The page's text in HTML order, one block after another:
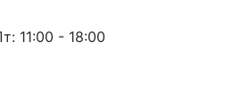
11:00 - 18:00